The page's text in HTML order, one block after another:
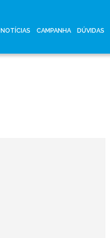
NOTÍCIAS CAMPANHA DÚVIDAS